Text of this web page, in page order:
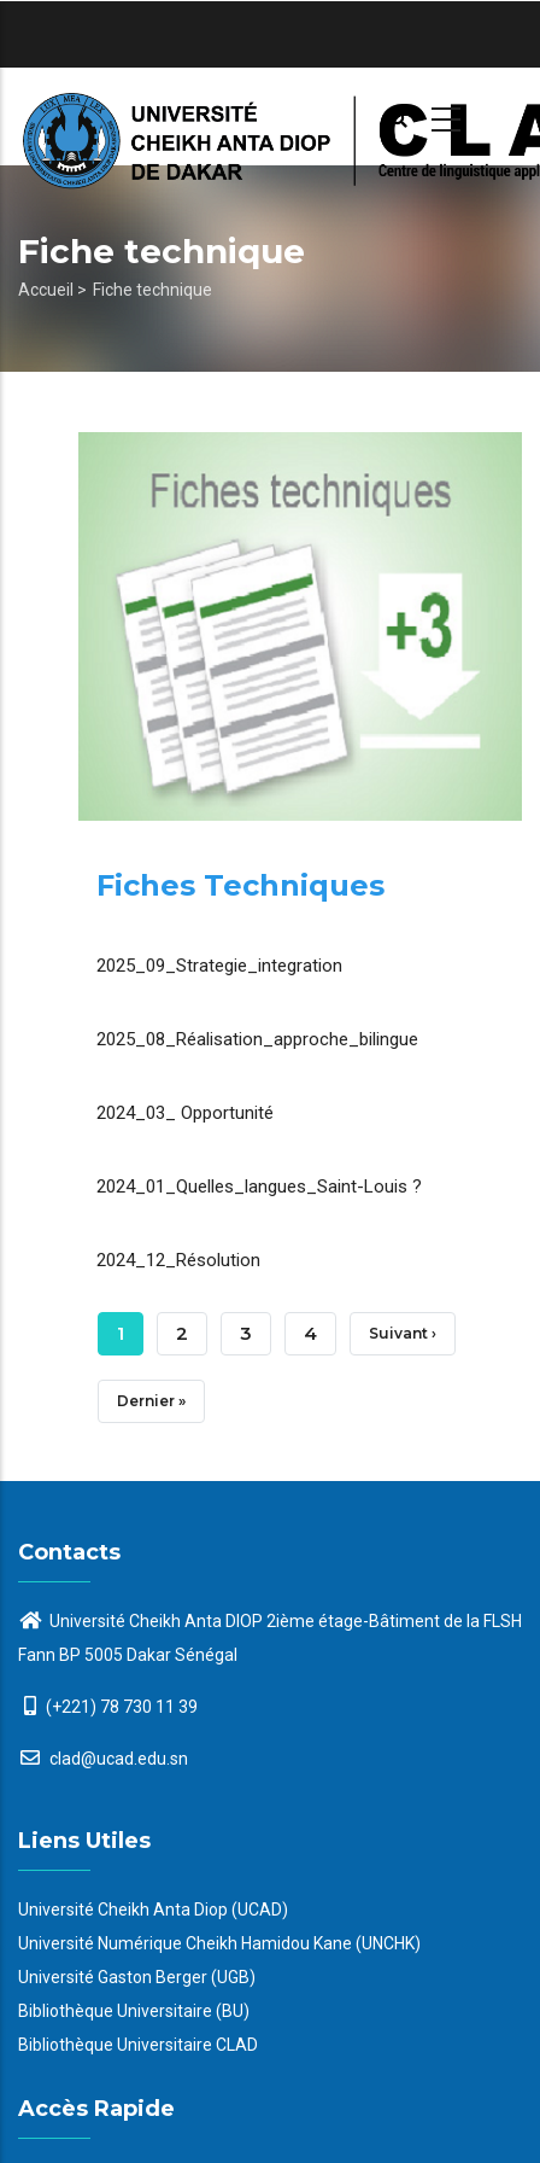
principal
Fiche technique
Fil
Accueil > Fiche technique
Fiches Techniques
2025_09_Strategie_integration
2025_08_Réalisation_approche_bilingue
2024_03_ Opportunité
2024_01_Quelles_langues_Saint-Louis ?
2024_12_Résolution
Pagination
Page
Courante
1 Page
2 Page
3 Page
4 Page
Suivant ›
Dernière
Dernier »
Contacts
Université Cheikh Anta DIOP 2ième étage-Bâtiment de la FLSH
Fann BP 5005 Dakar Sénégal
(+221) 78 730 11 39
clad@ucad.edu.sn
Liens Utiles
Université Cheikh Anta Diop (UCAD)
Université Numérique Cheikh Hamidou Kane (UNCHK)
Université Gaston Berger (UGB)
Bibliothèque Universitaire (BU)
Bibliothèque Universitaire CLAD
Accès Rapide